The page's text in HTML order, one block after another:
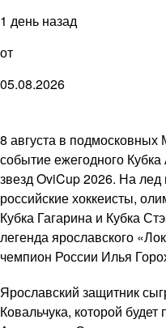
1 день назад
от
05.08.2026
8 августа в
событие ежегодного
звезд OviCup 2026. На
российские хоккеисты,
Кубка Гагарина и Кубка
легенда ярославского
чемпион России Илья
Ярославский защитник
Ковальчука, которой